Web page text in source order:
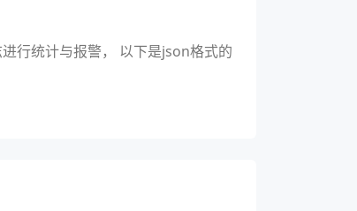
行统计与报警， 以下是json格式的